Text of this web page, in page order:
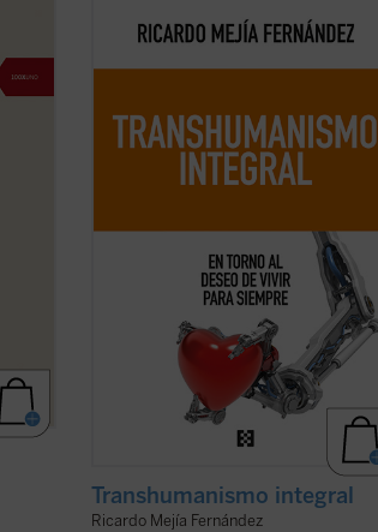
En esta obra quiero establecer el enlace
humanística de nuestra civilización,
pensamiento y de acción de los desafíos
tecnológicos.... (ver ficha)
Transhumanismo integral
Ricardo Mejía Fernández